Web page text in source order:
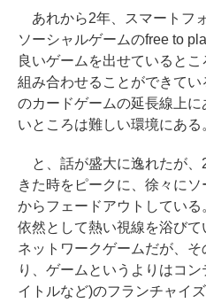
あれから2年、スマートフ
ソーシャルゲームのfree to
良いゲームを出せていると
組み合わせることができて
のカードゲームの延長線上
いところは難しい環境にある
と、話が盛大に逸れたが、
きた時をピークに、徐々に
からフェードアウトしている
依然として熱い視線を浴び
ネットワークゲームだが、
り、ゲームというよりはコ
イトルなど)のフランチャイ